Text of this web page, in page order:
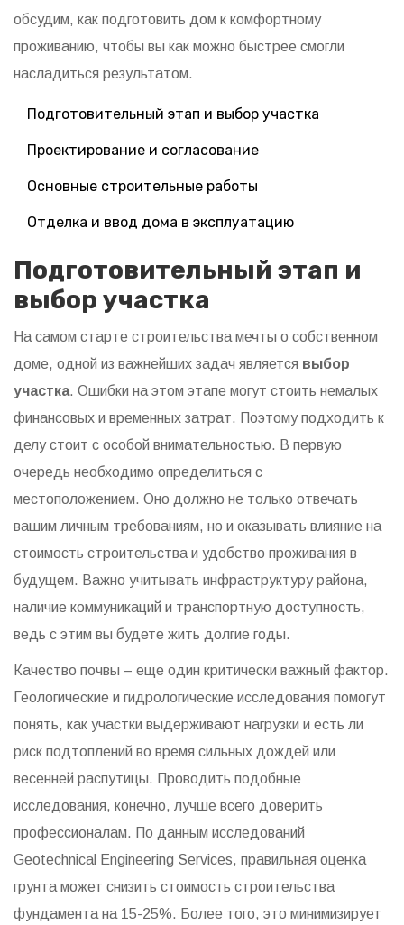
обсудим, как подготовить дом к комфортному
проживанию, чтобы вы как можно быстрее смогли
насладиться результатом.
Подготовительный этап и выбор участка
Проектирование и согласование
Основные строительные работы
Отделка и ввод дома в эксплуатацию
Подготовительный этап и
выбор участка
На самом старте строительства мечты о собственном
доме, одной из важнейших задач является выбор
участка. Ошибки на этом этапе могут стоить немалых
финансовых и временных затрат. Поэтому подходить к
делу стоит с особой внимательностью. В первую
очередь необходимо определиться с
местоположением. Оно должно не только отвечать
вашим личным требованиям, но и оказывать влияние на
стоимость строительства и удобство проживания в
будущем. Важно учитывать инфраструктуру района,
наличие коммуникаций и транспортную доступность,
ведь с этим вы будете жить долгие годы.
Качество почвы – еще один критически важный фактор.
Геологические и гидрологические исследования помогут
понять, как участки выдерживают нагрузки и есть ли
риск подтоплений во время сильных дождей или
весенней распутицы. Проводить подобные
исследования, конечно, лучше всего доверить
профессионалам. По данным исследований
Geotechnical Engineering Services, правильная оценка
грунта может снизить стоимость строительства
фундамента на 15-25%. Более того, это минимизирует